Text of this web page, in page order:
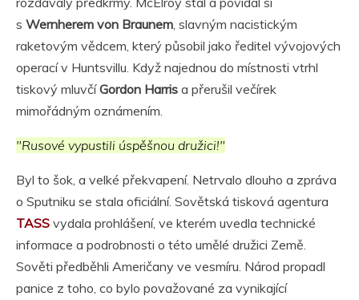
s Wernherem von Braunem , slavným nacistickým
raketovým vědcem, který působil jako ředitel vývojových
operací v Huntsvillu. Když najednou do místnosti vtrhl
tiskový mluvčíGordon Harris a přerušil večírek
mimořádným oznámením.
"Rusové vypustili úspěšnou družici!"
Byl to šok, a velké překvapení. Netrvalo dlouho a zpráva
o Sputniku se stala oficiální. Sovětská tisková agentura
TASS vydala prohlášení, ve kterém uvedla technické
informace a podrobnosti o této umělé družici Země.
Sověti předběhli Američany ve vesmíru. Národ propadl
panice z toho, co bylo považované za vynikající